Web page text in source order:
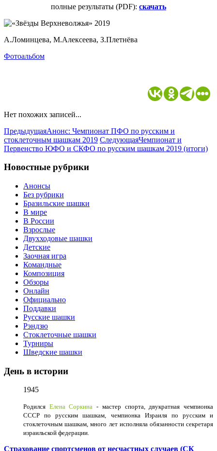
полные результаты (PDF): скачать
А.Ломинцева, М.Алексеева, З.Плетнёва
Фотоальбом
Нет похожих записей...
ПредыдущаяАнонс: Чемпионат ПФО по русским и
стоклеточным шашкам 2019 СледующаяЧемпионат и
Первенство ЮФО и СКФО по русским шашкам 2019 (итоги)
Новостные рубрики
Анонсы
Без рубрики
Бразильские шашки
В мире
В России
Взрослые
Двухходовые шашки
Детские
Заочная игра
Командные
Композиция
Обзоры
Онлайн
Официально
Поддавки
Русские шашки
Рэндзю
Стоклеточные шашки
Турниры
Шведские шашки
День в истории
1945
Родился Елена Соркина - мастер спорта, двукратная чемпионка
СССР по русским шашкам, чемпионка Израиля по русским и
стоклеточным шашкам, много лет исполняла обязанности секретаря
израильской федерации.
Страхование спортсменов от несчастных случаев (СК